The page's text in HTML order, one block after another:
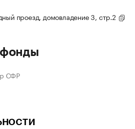
проезд, домовладение 3, стр.2
СФР